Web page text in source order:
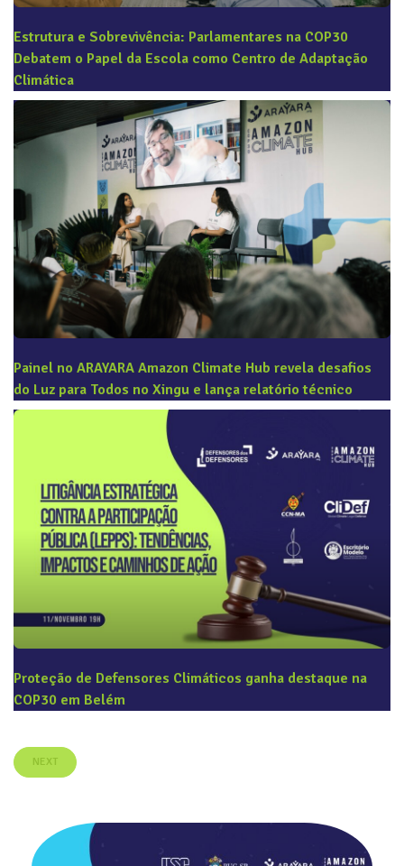
Estrutura e Sobrevivência: Parlamentares na COP30
Debatem o Papel da Escola como Centro de Adaptação
Climática
Painel no ARAYARA Amazon Climate Hub revela desafios
do Luz para Todos no Xingu e lança relatório técnico
Proteção de Defensores Climáticos ganha destaque na
COP30 em Belém
NEXT